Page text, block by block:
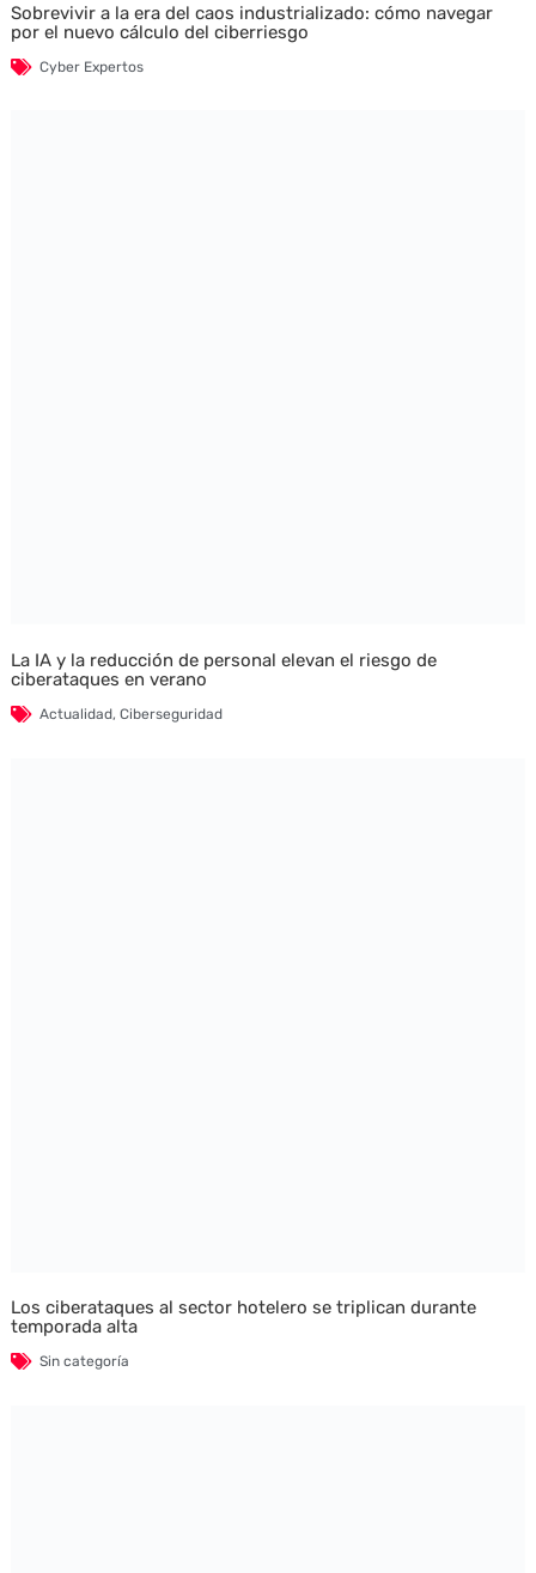
Sobrevivir a la era del caos industrializado: cómo navegar
por el nuevo cálculo del ciberriesgo
Cyber Expertos
La IA y la reducción de personal elevan el riesgo de
ciberataques en verano
Actualidad, Ciberseguridad
Los ciberataques al sector hotelero se triplican durante
temporada alta
Sin categoría